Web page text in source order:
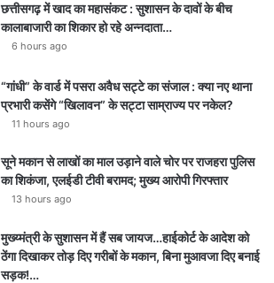
छत्तीसगढ़ में खाद का महासंकट : सुशासन के दावों के बीच
कालाबाजारी का शिकार हो रहे अन्नदाता…
6 hours ago
“गांधी” के वार्ड में पसरा अवैध सट्टे का संजाल : क्या नए थाना
प्रभारी कसेंगे “खिलावन” के सट्टा साम्राज्य पर नकेल?
11 hours ago
सूने मकान से लाखों का माल उड़ाने वाले चोर पर राजहरा पुलिस
का शिकंजा, एलईडी टीवी बरामद; मुख्य आरोपी गिरफ्तार
13 hours ago
मुख्य्मंत्री के सुशासन में हैं सब जायज…हाईकोर्ट के आदेश को
ठेंगा दिखाकर तोड़ दिए गरीबों के मकान, बिना मुआवजा दिए बनाई
सड़क!…